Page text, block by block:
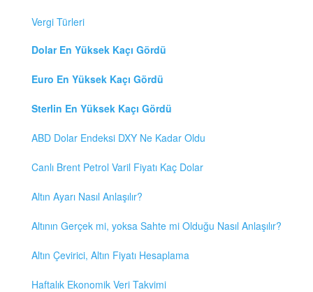
Vergi Türleri
Dolar En Yüksek Kaçı Gördü
Euro En Yüksek Kaçı Gördü
Sterlin En Yüksek Kaçı Gördü
ABD Dolar Endeksi DXY Ne Kadar Oldu
Canlı Brent Petrol Varil Fiyatı Kaç Dolar
Altın Ayarı Nasıl Anlaşılır?
Altının Gerçek mi, yoksa Sahte mi Olduğu Nasıl Anlaşılır?
Altın Çevirici, Altın Fiyatı Hesaplama
Haftalık Ekonomik Veri Takvimi